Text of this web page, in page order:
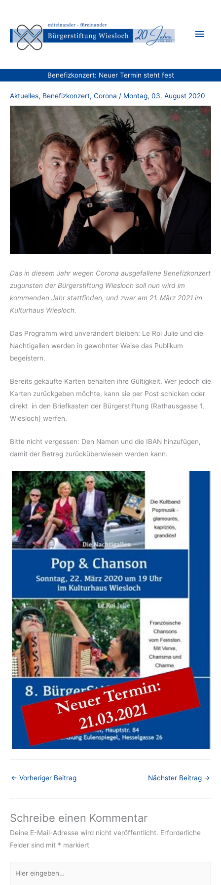
springen
Benefizkonzert: Neuer Termin steht fest
Aktuelles, Benefizkonzert, Corona / Montag, 03. August 2020
Das in diesem Jahr wegen Corona ausgefallene Benefizkonzert
zugunsten der Bürgerstiftung Wiesloch soll nun wird im
kommenden Jahr stattfinden, und zwar am 21. März 2021 im
Kulturhaus Wiesloch.
Das Programm wird unverändert bleiben: Le Roi Julie und die
Nachtigallen werden in gewohnter Weise das Publikum
begeistern.
Bereits gekaufte Karten behalten ihre Gültigkeit. Wer jedoch die
Karten zurückgeben möchte, kann sie per Post schicken oder
direkt in den Briefkasten der Bürgerstiftung (Rathausgasse 1,
Wiesloch) werfen.
Bitte nicht vergessen: Den Namen und die IBAN hinzufügen,
damit der Betrag zurücküberwiesen werden kann.
← Vorheriger Beitrag Nächster Beitrag →
Schreibe einen Kommentar
Deine E-Mail-Adresse wird nicht veröffentlicht. Erforderliche
Felder sind mit * markiert
eingeben…